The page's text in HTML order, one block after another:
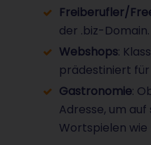
Freiberufler/
der .biz-Domain.
Webshops:
prädestiniert für
Gastronomie:
Adresse, um
Wortspielen wie